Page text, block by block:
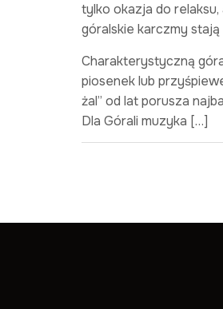
tylko okazja do
góralskie karczmy
Charakterystyczną
piosenek lub
żal” od lat porusza
Dla Górali muzyka […]